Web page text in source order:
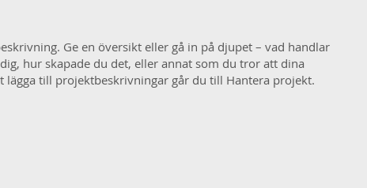
Ge en översikt eller gå in på djupet – vad handlar
hur skapade du det, eller annat som du tror att dina
lägga till projektbeskrivningar går du till Hantera projekt.